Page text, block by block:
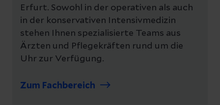
Erfurt. Sowohl in der operativen als auch
in der konservativen Intensivmedizin
stehen Ihnen spezialisierte Teams aus
Ärzten und Pflegekräften rund um die
Uhr zur Verfügung.
Zum Fachbereich